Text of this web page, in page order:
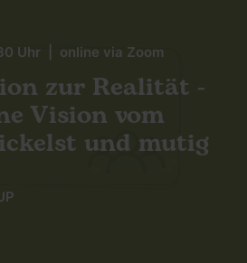
Uhr | online via Zoom
zur Realität -
Vision vom
und mutig